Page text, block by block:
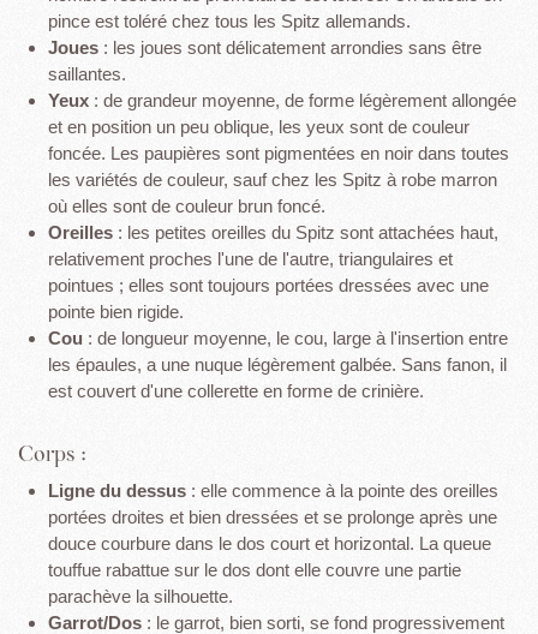
pince est toléré chez tous les Spitz allemands.
Joues : les joues sont délicatement arrondies sans être
saillantes.
Yeux : de grandeur moyenne, de forme légèrement allongée
et en position un peu oblique, les yeux sont de couleur
foncée. Les paupières sont pigmentées en noir dans toutes
les variétés de couleur, sauf chez les Spitz à robe marron
où elles sont de couleur brun foncé.
Oreilles : les petites oreilles du Spitz sont attachées haut,
relativement proches l'une de l'autre, triangulaires et
pointues ; elles sont toujours portées dressées avec une
pointe bien rigide.
Cou : de longueur moyenne, le cou, large à l'insertion entre
les épaules, a une nuque légèrement galbée. Sans fanon, il
est couvert d'une collerette en forme de crinière.
Corps :
Ligne du dessus : elle commence à la pointe des oreilles
portées droites et bien dressées et se prolonge après une
douce courbure dans le dos court et horizontal. La queue
touffue rabattue sur le dos dont elle couvre une partie
parachève la silhouette.
Garrot/Dos : le garrot, bien sorti, se fond progressivement